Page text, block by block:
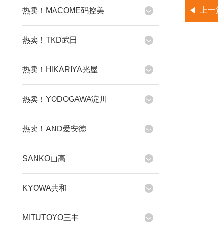
热卖！MACOME码控美
热卖！TKD武田
热卖！HIKARIYA光屋
热卖！YODOGAWA淀川
热卖！AND爱安德
SANKO山高
KYOWA共和
MITUTOYO三丰
上